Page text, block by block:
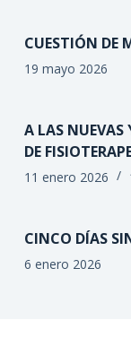
CUESTIÓN DE
19 mayo 2026
A LAS NUEVAS
DE
11 enero 2026
CINCO DÍAS
6 enero 2026